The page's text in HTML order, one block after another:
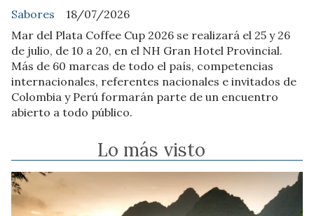
Sabores
18/07/2026
Mar del Plata Coffee Cup 2026 se realizará el 25 y 26
de julio, de 10 a 20, en el NH Gran Hotel Provincial.
Más de 60 marcas de todo el país, competencias
internacionales, referentes nacionales e invitados de
Colombia y Perú formarán parte de un encuentro
abierto a todo público.
Lo más visto